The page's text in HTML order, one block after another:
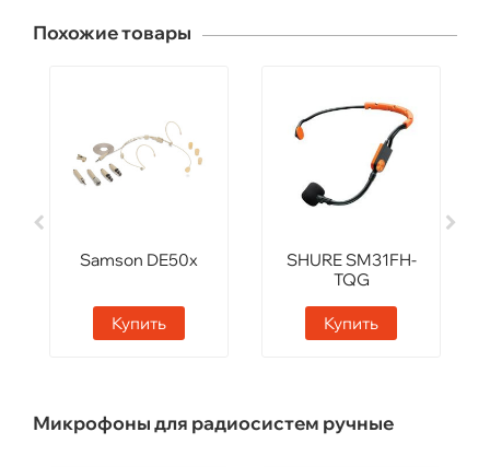
Похожие товары
Samson DE50x
Купить
SHURE SM31FH-
TQG
Купить
Микрофоны для радиосистем ручные